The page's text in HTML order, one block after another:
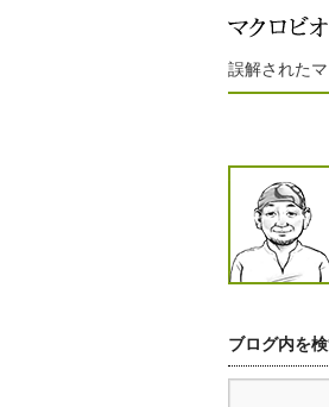
誤解された
ブログ内を